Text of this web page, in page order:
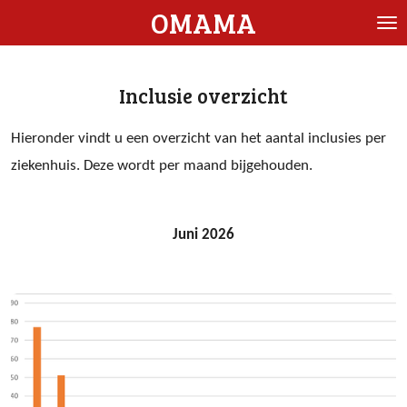
direct
hoofdinhoud
OMAMA
Inclusie overzicht
Hieronder vindt u een overzicht van het aantal inclusies per
ziekenhuis. Deze wordt per maand bijgehouden.
Juni 2026